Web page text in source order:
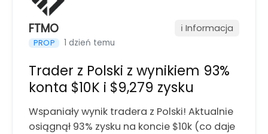
FTMO
PROP 1 dzień temu
ℹ️ Informacja
Trader z Polski z wynikiem 93%
konta $10K i $9,279 zysku
Wspaniały wynik tradera z Polski! Aktualnie
osiągnął 93% zysku na koncie $10k (co daje